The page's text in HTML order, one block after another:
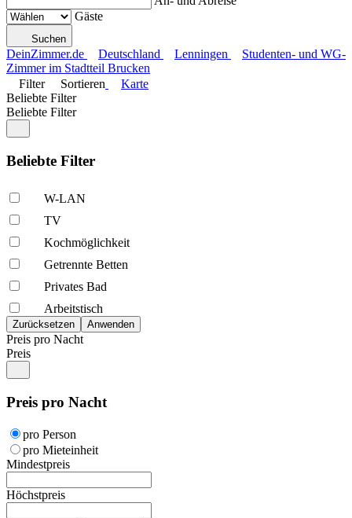
Gäste
Suchen
DeinZimmer.de Deutschland Lenningen
Studenten- und WG-
Zimmer im Stadtteil Brucken
Filter
Sortieren
Karte
Beliebte Filter
Beliebte Filter
Beliebte Filter
W-LAN
TV
Kochmöglich­keit
Getrennte Betten
Privates Bad
Arbeitstisch
Preis pro Nacht
Preis
Preis pro Nacht
pro Person
pro Mieteinheit
Mindestpreis
Höchstpreis